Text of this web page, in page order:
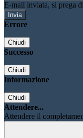
E-mail inviata, si prega
Errore
Chiudi
Successo
Chiudi
Informazione
Chiudi
Attendere...
Attendere il